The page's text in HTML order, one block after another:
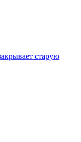
старую